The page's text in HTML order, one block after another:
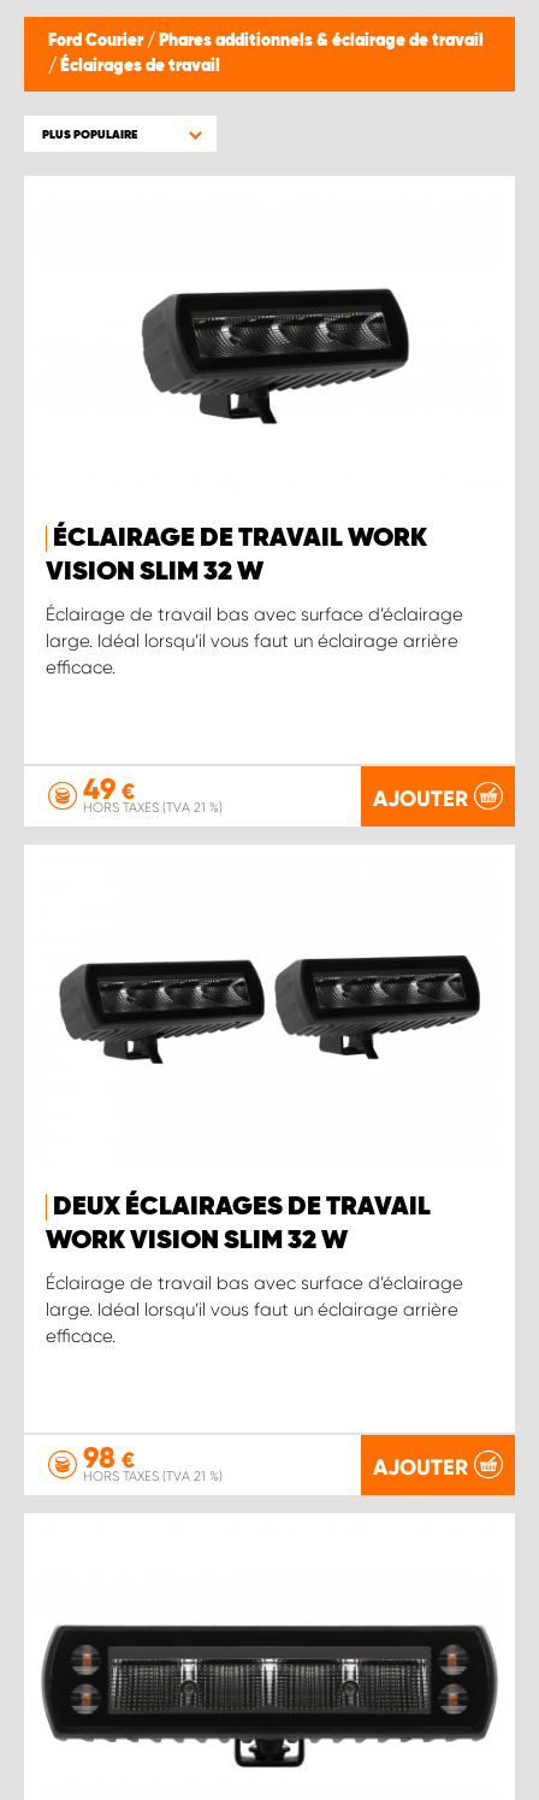
Ford Courier / Phares additionnels & éclairage de travail
/ Éclairages de travail
PLUS POPULAIRE
ÉCLAIRAGE DE TRAVAIL WORK
VISION SLIM 32 W
Éclairage de travail bas avec surface d’éclairage
large. Idéal lorsqu’il vous faut un éclairage arrière
efficace.
49 €
HORS TAXES (TVA 21 %) AJOUTER
DEUX ÉCLAIRAGES DE TRAVAIL
WORK VISION SLIM 32 W
Éclairage de travail bas avec surface d’éclairage
large. Idéal lorsqu’il vous faut un éclairage arrière
efficace.
98 €
HORS TAXES (TVA 21 %) AJOUTER
WORK SYSTEM LIMBURG-KEMPEN
WORK SYSTEM NAMUR